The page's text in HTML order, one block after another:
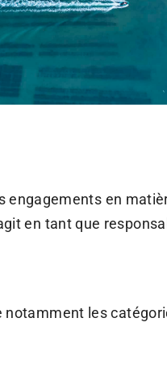
engagements en
en tant que
notamment les